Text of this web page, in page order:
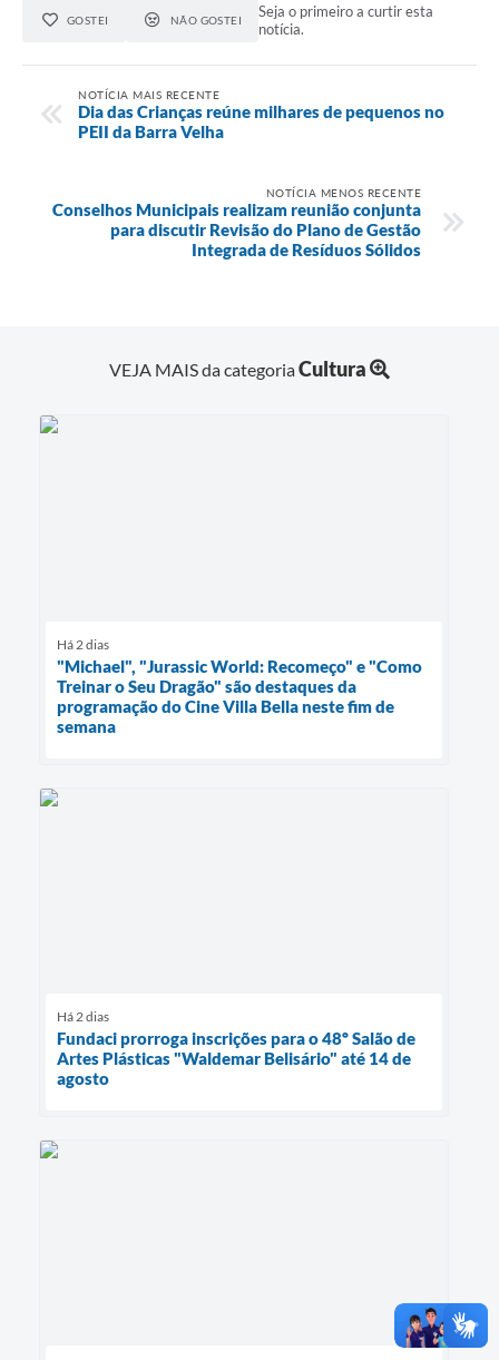
GOSTEI NÃO GOSTEI
Seja o primeiro a curtir esta
notícia.
NOTÍCIA MAIS RECENTE
Dia das Crianças reúne milhares de pequenos no
PEII da Barra Velha
NOTÍCIA MENOS RECENTE
Conselhos Municipais realizam reunião conjunta
para discutir Revisão do Plano de Gestão
Integrada de Resíduos Sólidos
VEJA MAIS da categoriaCultura
Há 2 dias
"Michael", "Jurassic World: Recomeço" e "Como
Treinar o Seu Dragão" são destaques da
programação do Cine Villa Bella neste fim de
semana
Há 2 dias
Fundaci prorroga inscrições para o 48º Salão de
Artes Plásticas "Waldemar Belisário" até 14 de
agosto